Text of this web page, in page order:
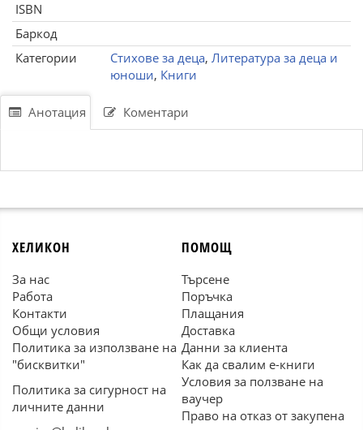
ISBN
Баркод
Категории
Стихове за деца, Литература за деца и
юноши, Книги
Анотация Коментари
ХЕЛИКОН
За нас
Работа
Контакти
Общи условия
Политика за използване на
"бисквитки"
Политика за сигурност на
личните данни
ПОМОЩ
Търсене
Поръчка
Плащания
Доставка
Данни за клиента
Как да свалим е-книги
Условия за ползване на
ваучер
Право на отказ от закупена